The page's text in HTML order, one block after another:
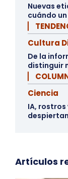
Nuevas
cuándo
▏
Cultura
De la
distinguir
▏
Ciencia
IA,
Artículos